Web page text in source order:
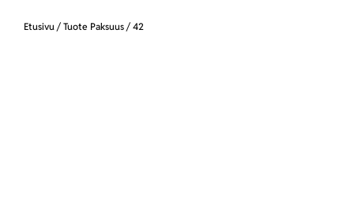
Etusivu / Tuote Paksuus / 42